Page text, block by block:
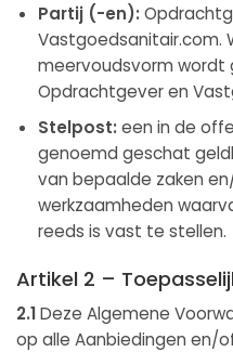
Partij (-en):
Vastgoedsanitair.com.
meervoudsvorm wordt
Opdrachtgever en
Stelpost:een in de
genoemd geschat
van bepaalde zaken
werkzaamheden
reeds is vast te stellen.
Artikel 2 –
2.1Deze Algemene
op alle Aanbiedingen en/